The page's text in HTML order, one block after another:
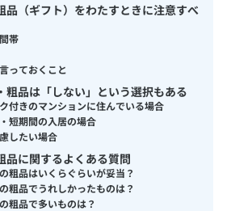
品（ギフト）をわたすときに注意すべ
帯
っておくこと
粗品は「しない」という選択もある
付きのマンションに住んでいる場合
短期間の入居の場合
したい場合
品に関するよくある質問
粗品はいくらぐらいが妥当？
粗品でうれしかったものは？
粗品で多いものは？